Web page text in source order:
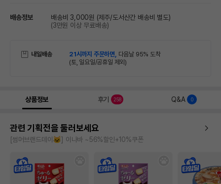
배송정보 배송비 3,000원 (제주/도서산간 배송비 별도)
(3만원 이상 무료배송)
내일배송 21시까지 주문하면, 다음날 95% 도착
(토, 일요일/공휴일 제외)
상품정보 후기 258 Q&A 0
관련 기획전을 둘러보세요
[썸머브랜드데이🐱] 이나바 ~56%할인+10%쿠폰